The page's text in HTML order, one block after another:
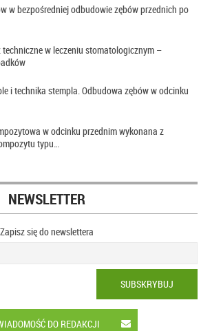
w bezpośredniej odbudowie zębów przednich po
techniczne w leczeniu stomatologicznym –
i technika stempla. Odbudowa zębów w odcinku
w odcinku przednim wykonana z
typu…
NEWSLETTER
Zapisz się do newslettera
SUBSKRYBUJ
DO REDAKCJI